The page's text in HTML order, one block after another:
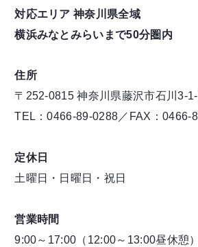
対応エリア 神奈川県全域
横浜みなとみらいまで50分圏内
住所
〒252-0815 神奈川県藤沢市石川3-
TEL：0466-89-0288／FAX：0466-
定休日
土曜日・日曜日・祝日
営業時間
9:00～17:00（12:00～13:00昼休憩）